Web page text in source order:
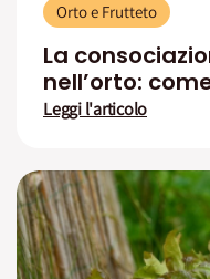
Orto e Frutteto
La
nell’orto:
Leggi l'articolo